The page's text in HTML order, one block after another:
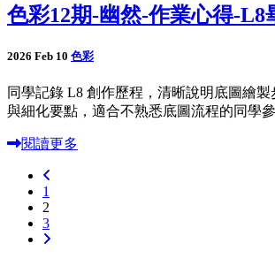
色彩12期-幽然-作業心得-L8
2026 Feb 10 色彩
同學記錄 L8 創作歷程，清晰說明底圖繪
與細化要點，適合不熟悉底圖流程的同學參
閱讀更多
1
2
3